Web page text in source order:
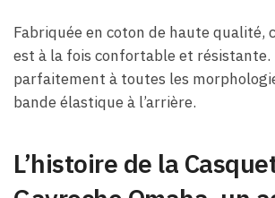
Fabriquée en coton de haute qualité,
est à la fois confortable et résistante.
parfaitement à toutes les
bande élastique à l’arrière.
L’histoire de la